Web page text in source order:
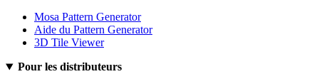
Mosa Pattern Generator
Aide du Pattern Generator
3D Tile Viewer
Pour les distributeurs